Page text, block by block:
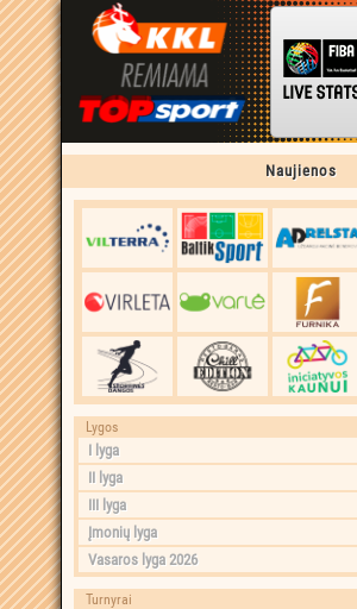
Naujienos
Lygos
I lyga
II lyga
III lyga
Įmonių lyga
Vasaros lyga 2026
Turnyrai